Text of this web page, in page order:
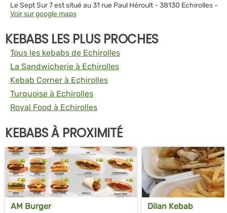
Le Sept Sur 7 est situé au 31 rue Paul Héroult - 38130 Echirolles -
Voir sur google maps
KEBABS LES PLUS PROCHES
Tous les kebabs de Echirolles
La Sandwicherie à Echirolles
Kebab Corner à Echirolles
Turquoise à Echirolles
Royal Food à Echirolles
KEBABS À PROXIMITÉ
AM Burger Dilan Kebab